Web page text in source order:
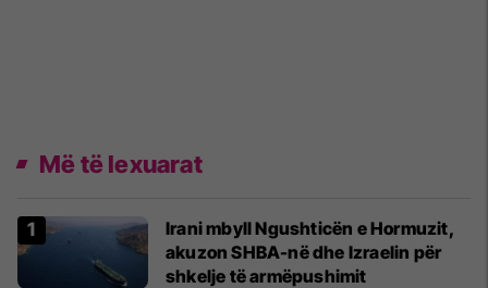
Më të lexuarat
Irani mbyll Ngushticën e Hormuzit,
akuzon SHBA-në dhe Izraelin për
shkelje të armëpushimit